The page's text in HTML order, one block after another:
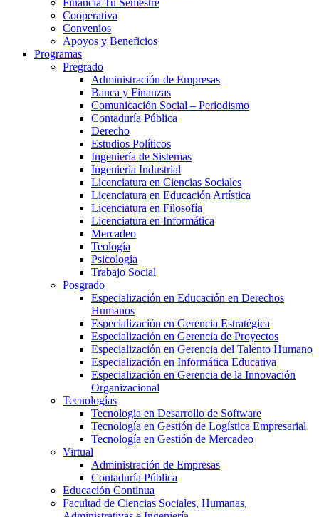
Financia Tu Semestre
Cooperativa
Convenios
Apoyos y Beneficios
Programas
Pregrado
Administración de Empresas
Banca y Finanzas
Comunicación Social – Periodismo
Contaduría Pública
Derecho
Estudios Políticos
Ingeniería de Sistemas
Ingeniería Industrial
Licenciatura en Ciencias Sociales
Licenciatura en Educación Artística
Licenciatura en Filosofía
Licenciatura en Informática
Mercadeo
Teología
Psicología
Trabajo Social
Posgrado
Especialización en Educación en Derechos
Humanos
Especialización en Gerencia Estratégica
Especialización en Gerencia de Proyectos
Especialización en Gerencia del Talento Humano
Especialización en Informática Educativa
Especialización en Gerencia de la Innovación
Organizacional
Tecnologías
Tecnología en Desarrollo de Software
Tecnología en Gestión de Logística Empresarial
Tecnología en Gestión de Mercadeo
Virtual
Administración de Empresas
Contaduría Pública
Educación Continua
Facultad de Ciencias Sociales, Humanas,